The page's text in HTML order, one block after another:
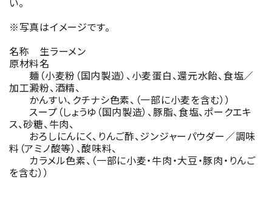
い。
※写真はイメージです。
名称 生ラーメン
原材料名
麺（小麦粉（国内製造）、小麦蛋白、還元水飴、食塩／
加工澱粉、酒精、
かんすい、クチナシ色素、（一部に小麦を含む））
スープ（しょうゆ（国内製造）、豚脂、食塩、ポークエキ
ス、砂糖、牛肉、
おろしにんにく、りんご酢、ジンジャーパウダー／調味
料（アミノ酸等）、酸味料、
カラメル色素、（一部に小麦・牛肉・大豆・豚肉・りんご
を含む））